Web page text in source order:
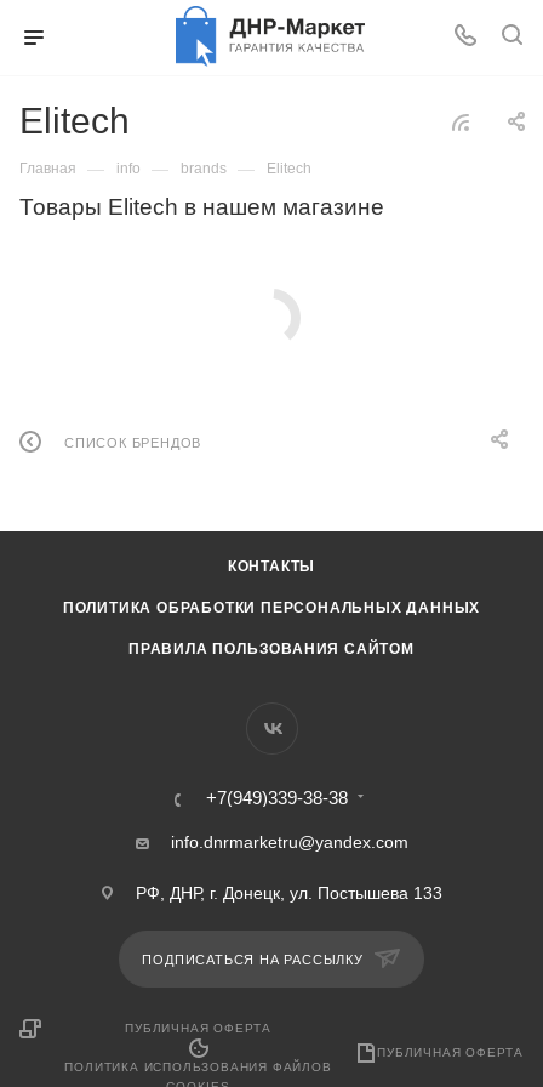
Elitech
Главная — info — brands — Elitech
Товары Elitech в нашем магазине
СПИСОК БРЕНДОВ
КОНТАКТЫ
ПОЛИТИКА ОБРАБОТКИ ПЕРСОНАЛЬНЫХ ДАННЫХ
ПРАВИЛА ПОЛЬЗОВАНИЯ САЙТОМ
+7(949)339-38-38
info.dnrmarketru@yandex.com
РФ, ДНР, г. Донецк, ул. Постышева 133
ПОДПИСАТЬСЯ НА РАССЫЛКУ
ПУБЛИЧНАЯ ОФЕРТА
ПОЛИТИКА ИСПОЛЬЗОВАНИЯ ФАЙЛОВ
ПУБЛИЧНАЯ ОФЕРТА